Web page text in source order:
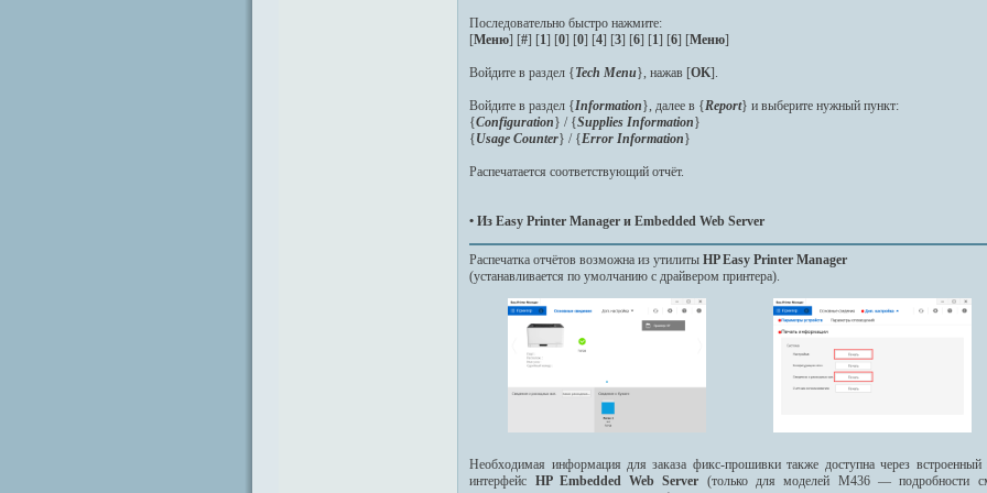
Последовательно быстро нажмите:
[Меню] [#] [1] [0] [0] [4] [3] [6] [1] [6] [Меню]
Войдите в раздел {Tech Menu}, нажав [OK].
Войдите в раздел {Information}, далее в {Report} и выберите нужный пункт:
{Configuration} / {Supplies Information}
{Usage Counter} / {Error Information}
Распечатается соответствующий отчёт.
• Из Easy Printer Manager и Embedded Web Server
Распечатка отчётов возможна из утилитыHP Easy Printer Manager
(устанавливается по умолчанию с драйвером принтера).
Необходимая информация для заказа фикс-прошивки также доступна через встроенный
интерфейс HP Embedded Web Server (только для моделей M436 — подробности